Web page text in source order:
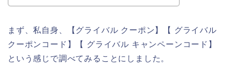
まず、私自身、【グライバル クーポン】【 グライバル
クーポンコード】【 グライバル キャンペーンコード】
という感じで調べてみることにしました。